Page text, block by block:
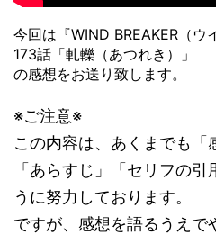
今回は『WIND BREAKER（ウ
173話「軋轢（あつれき）」
の感想をお送り致します。
※ご注意※
この内容は、あくまでも「
「あらすじ」「セリフの
うに努力しております。
ですが、感想を語るうえで